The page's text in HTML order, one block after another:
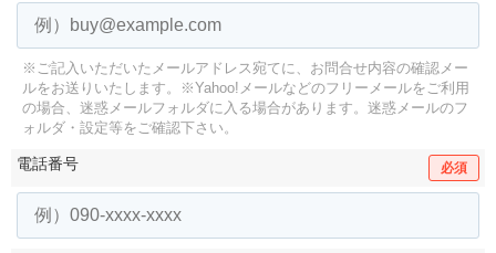
※ご記入いただいたメールアドレス宛てに、お問合せ内容の確認メー
ルをお送りいたします。
※Yahoo!メールなどのフリーメールをご利用
の場合、迷惑メールフォルダに入る場合があります。 迷惑メールのフ
ォルダ・設定等をご確認下さい。
電話番号 必須